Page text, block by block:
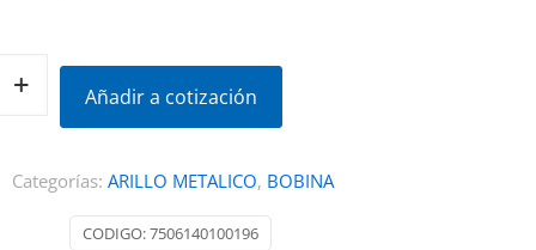
Añadir a cotización
CODIGO:7506140100196
Categorías: ARILLO METALICO, BOBINA